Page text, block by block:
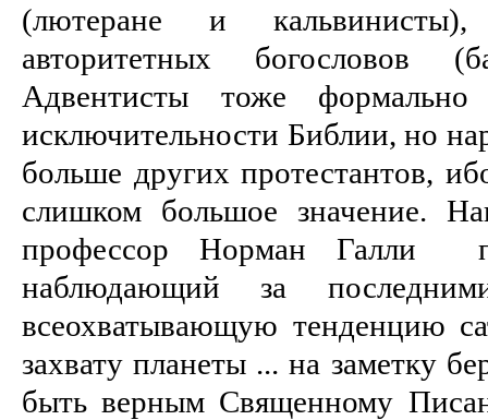
(лютеране и
авторитетных богословов
Адвентисты тоже
исключительности Библии, но
больше других протестантов,
слишком большое значение.
профессор Норман Галли
наблюдающий за
всеохватывающую тенденцию
захвату планеты ... на заметку
быть верным Священному